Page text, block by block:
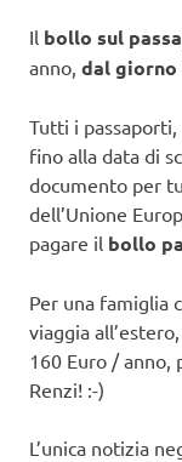
Il bollo sul
anno, dal giorno
Tutti i passaporti,
fino alla data di
documento per
dell’Unione
pagare il bollo
Per una famiglia
viaggia
160 Euro / anno,
Renzi! :-)
L’unica notizia